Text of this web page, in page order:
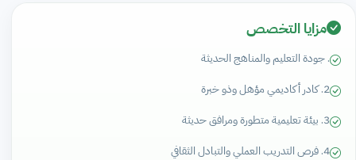
مزايا التخصص
. جودة التعليم والمناهج الحديثة
2. كادر أكاديمي مؤهل وذو خبرة
3. بيئة تعليمية متطورة ومرافق حديثة
4. فرص التدريب العملي والتبادل الثقافي